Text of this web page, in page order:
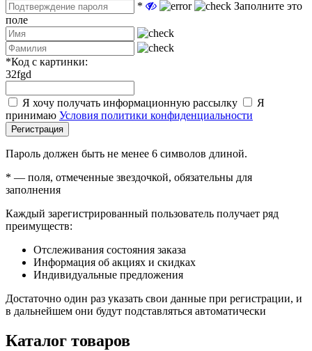
*
Заполните это
поле
*Код с картинки:
32fgd
Я хочу получать информационную рассылку
Я
принимаю Условия политики конфиденциальности
Регистрация
Пароль должен быть не менее 6 символов длиной.
* — поля, отмеченные звездочкой, обязательны для
заполнения
Каждый зарегистрированный пользователь получает ряд
преимуществ:
Отслеживания состояния заказа
Информация об акциях и скидках
Индивидуальные предложения
Достаточно один раз указать свои данные при регистрации, и
в дальнейшем они будут подставляться автоматически
Каталог товаров